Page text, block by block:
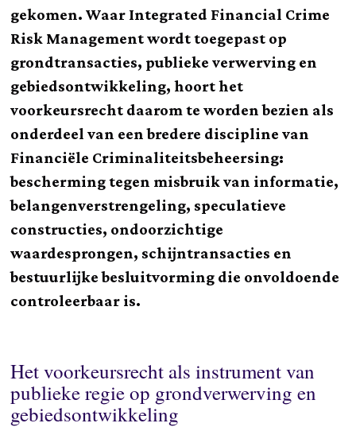
gekomen. Waar Integrated Financial Crime
Risk Management wordt toegepast op
grondtransacties, publieke verwerving en
gebiedsontwikkeling, hoort het
voorkeursrecht daarom te worden bezien als
onderdeel van een bredere discipline van
Financiële Criminaliteitsbeheersing:
bescherming tegen misbruik van informatie,
belangenverstrengeling, speculatieve
constructies, ondoorzichtige
waardesprongen, schijntransacties en
bestuurlijke besluitvorming die onvoldoende
controleerbaar is.
Het voorkeursrecht als instrument van
publieke regie op grondverwerving en
gebiedsontwikkeling